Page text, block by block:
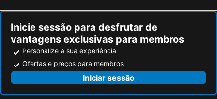
Inicie sessão para desfrutar de
vantagens exclusivas para membros
Personalize a sua experiência
Ofertas e preços para membros
Iniciar sessão